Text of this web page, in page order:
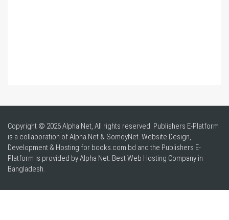
Copyright © 2026 Alpha Net, All rights reserved. Publishers E-Platform
is a collaboration of Alpha Net & SomoyNet. Website Design,
Development & Hosting for books.com.bd and the Publishers E-
Platform is provided by Alpha Net. BestWeb Hosting Company in
Bangladesh.